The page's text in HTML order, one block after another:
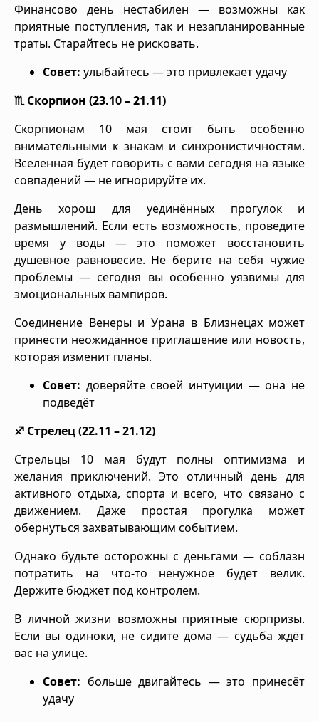
Финансово день нестабилен — возможны как
приятные поступления, так и незапланированные
траты. Старайтесь не рисковать.
Совет: улыбайтесь — это привлекает удачу
♏ Скорпион (23.10 – 21.11)
Скорпионам 10 мая стоит быть особенно
внимательными к знакам и синхронистичностям.
Вселенная будет говорить с вами сегодня на языке
совпадений — не игнорируйте их.
День хорош для уединённых прогулок и
размышлений. Если есть возможность, проведите
время у воды — это поможет восстановить
душевное равновесие. Не берите на себя чужие
проблемы — сегодня вы особенно уязвимы для
эмоциональных вампиров.
Соединение Венеры и Урана в Близнецах может
принести неожиданное приглашение или новость,
которая изменит планы.
Совет: доверяйте своей интуиции — она не
подведёт
♐ Стрелец (22.11 – 21.12)
Стрельцы 10 мая будут полны оптимизма и
желания приключений. Это отличный день для
активного отдыха, спорта и всего, что связано с
движением. Даже простая прогулка может
обернуться захватывающим событием.
Однако будьте осторожны с деньгами — соблазн
потратить на что-то ненужное будет велик.
Держите бюджет под контролем.
В личной жизни возможны приятные сюрпризы.
Если вы одиноки, не сидите дома — судьба ждёт
вас на улице.
Совет: больше двигайтесь — это принесёт
удачу